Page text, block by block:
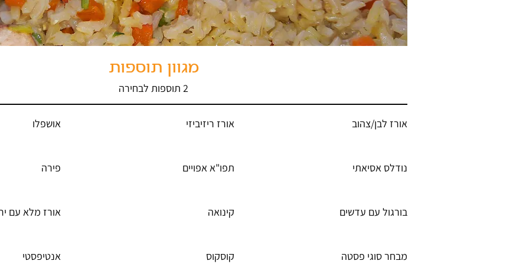
מגוון תוספות
2 תוספות לבחירה
אורז לבן/צהוב אורז ריזיביזי אושפלו
נודלס אסיאתי תפו"א אפויים פירה
בורגול עם עדשים קינואה אורז מלא עם
מבחר סוגי פסטה קוסקוס אנטיפסטי